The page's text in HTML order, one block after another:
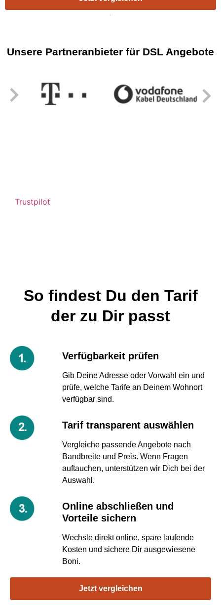
Unsere Partneranbieter für DSL Angebote
Trustpilot
So findest Du den Tarif
der zu Dir passt
Verfügbarkeit prüfen
Gib Deine Adresse oder Vorwahl ein und
prüfe, welche Tarife an Deinem Wohnort
verfügbar sind.
Tarif transparent auswählen
Vergleiche passende Angebote nach
Bandbreite und Preis. Wenn Fragen
auftauchen, unterstützen wir Dich bei der
Auswahl.
Online abschließen und
Vorteile sichern
Wechsle direkt online, spare laufende
Kosten und sichere Dir ausgewiesene
Boni.
Jetzt vergleichen